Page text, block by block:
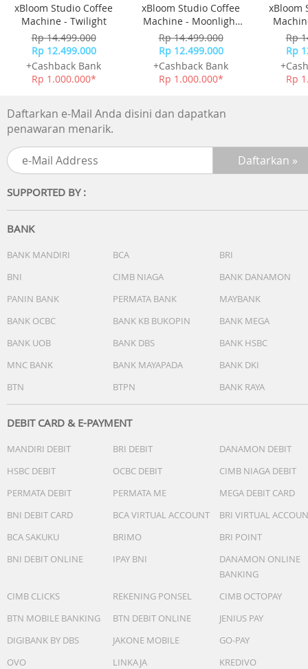
xBloom Studio Coffee
Machine - Twilight
Rp 14.499.000
Rp 12.499.000
+Cashback Bank
Rp 1.000.000*
xBloom Studio Coffee
Machine - Moonlight
White
Rp 14.499.000
Rp 12.499.000
+Cashback Bank
Rp 1.000.000*
xBloom
Rp
Rp
Rp
Daftarkan e-Mail Anda disini dan dapatkan
penawaran menarik.
SUPPORTED BY :
BANK
BANK MANDIRI BCA
BRI
BNI
CIMB NIAGA
BANK DANAMON
PANIN BANK
PERMATA BANK
MAYBANK
BANK OCBC
BANK KB BUKOPIN
BANK MEGA
BANK UOB
BANK DBS
BANK HSBC
MNC BANK
BANK MAYAPADA
BANK DKI
BTN
BTPN BANK RAYA
DEBIT CARD & E-PAYMENT
MANDIRI DEBIT BRI DEBIT
DANAMON DEBIT
HSBC DEBIT
OCBC DEBIT
CIMB NIAGA DEBIT
PERMATA DEBIT
PERMATA ME
MEGA DEBIT CARD
BNI DEBIT CARD
BCA VIRTUAL ACCOUNT
BRI VIRTUAL
BCA SAKUKU
BRIMO
BRI POINT
BNI DEBIT ONLINE
IPAY BNI
DANAMON ONLINE
BANKING
CIMB CLICKS
REKENING PONSEL
CIMB OCTOPAY
BTN MOBILE BANKING
BTN DEBIT ONLINE
JENIUS PAY
DIGIBANK BY DBS
JAKONE MOBILE
GO-PAY
OVO
LINKAJA
KREDIVO